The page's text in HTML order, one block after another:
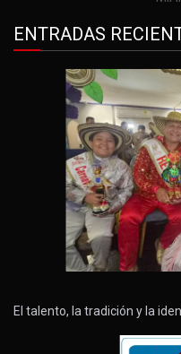
ENTRADAS
El talento, la tradición y la